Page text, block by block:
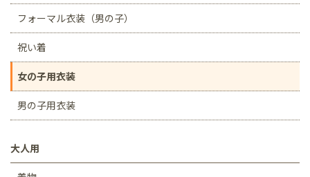
フォーマル衣装（男の子）
祝い着
女の子用衣装
男の子用衣装
大人用